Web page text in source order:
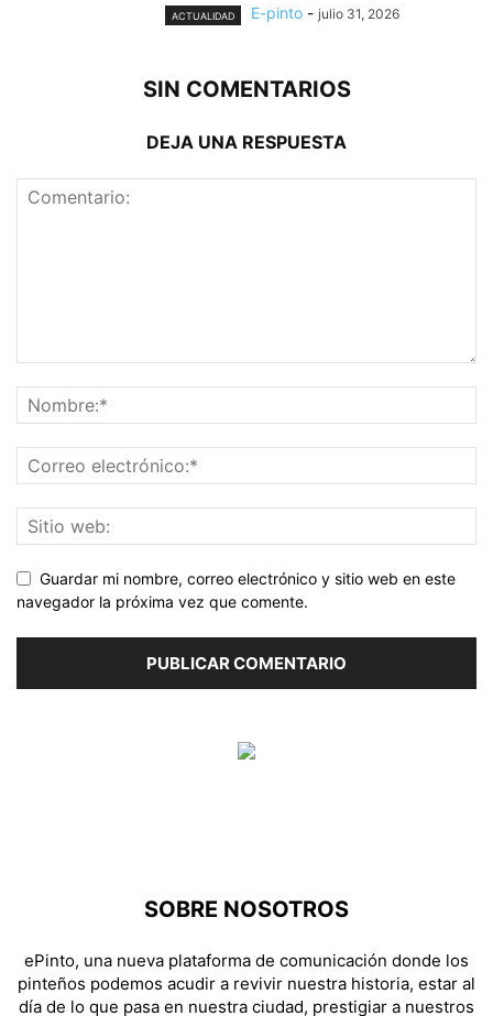
ACTUALIDAD E-pinto - julio 31, 2026
SIN COMENTARIOS
DEJA UNA RESPUESTA
Guardar mi nombre, correo electrónico y sitio web en este
navegador la próxima vez que comente.
SOBRE NOSOTROS
ePinto, una nueva plataforma de comunicación donde los
pinteños podemos acudir a revivir nuestra historia, estar al
día de lo que pasa en nuestra ciudad, prestigiar a nuestros